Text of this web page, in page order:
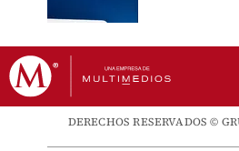
DERECHOS RESERVADOS ©